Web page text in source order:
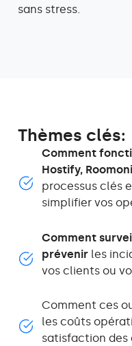
sans stress.
Thèmes clés:
Comment
Hostify,
processus clés
simplifier vos
Comment
prévenir les
vos clients ou
Comment ces
les coûts
satisfaction des